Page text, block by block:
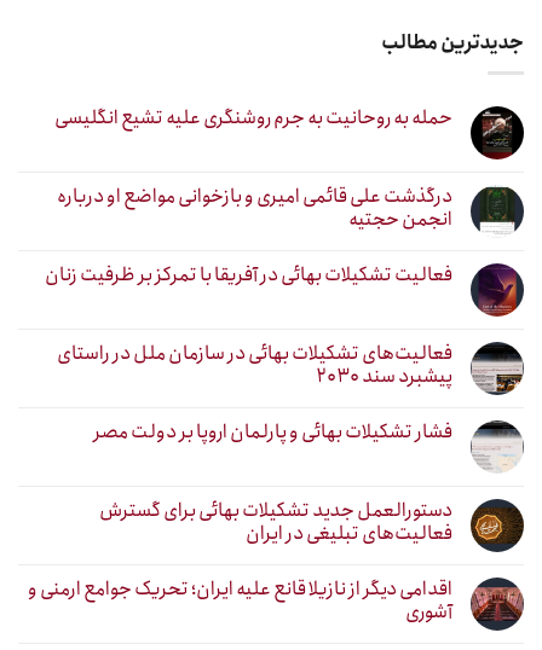
جدیدترین مطالب
حمله به روحانیت به جرم روشنگری علیه تشیع انگلیسی
درگذشت علی قائمی امیری و بازخوانی مواضع او درباره
انجمن حجتیه
فعالیت تشکیلات بهائی در آفریقا با تمرکز بر ظرفیت زنان
فعالیت‌های تشکیلات بهائی در سازمان ملل در راستای
پیشبرد سند ۲۰۳۰
فشار تشکیلات بهائی و پارلمان اروپا بر دولت مصر
دستورالعمل جدید تشکیلات بهائی برای گسترش
فعالیت‌های تبلیغی در ایران
اقدامی دیگر از نازیلا قانع علیه ایران؛ تحریک جوامع ارمنی و
آشوری